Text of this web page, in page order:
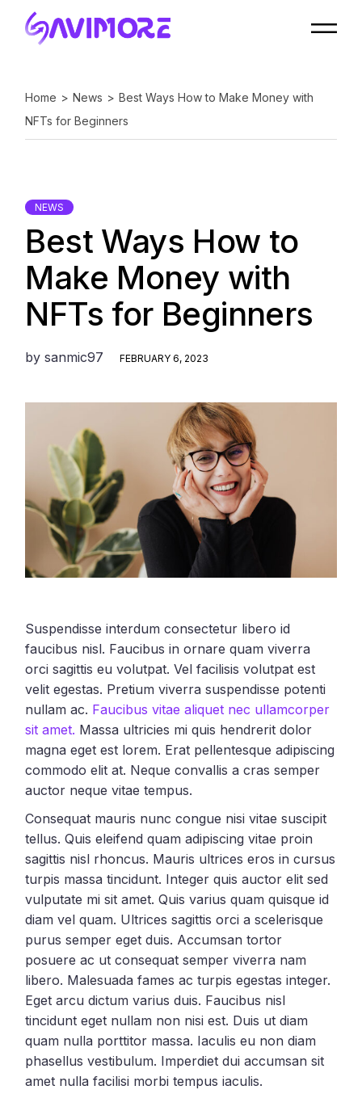
Home News
Best Ways How to Make Money with
NFTs for Beginners
NEWS
Best Ways How to
Make Money with
NFTs for Beginners
by sanmic97 FEBRUARY 6, 2023
Suspendisse interdum consectetur libero id
faucibus nisl. Faucibus in ornare quam viverra
orci sagittis eu volutpat. Vel facilisis volutpat est
velit egestas. Pretium viverra suspendisse potenti
nullam ac. Faucibus vitae aliquet nec ullamcorper
sit amet. Massa ultricies mi quis hendrerit dolor
magna eget est lorem. Erat pellentesque adipiscing
commodo elit at. Neque convallis a cras semper
auctor neque vitae tempus.
Consequat mauris nunc congue nisi vitae suscipit
tellus. Quis eleifend quam adipiscing vitae proin
sagittis nisl rhoncus. Mauris ultrices eros in cursus
turpis massa tincidunt. Integer quis auctor elit sed
vulputate mi sit amet. Quis varius quam quisque id
diam vel quam. Ultrices sagittis orci a scelerisque
purus semper eget duis. Accumsan tortor
posuere ac ut consequat semper viverra nam
libero. Malesuada fames ac turpis egestas integer.
Eget arcu dictum varius duis. Faucibus nisl
tincidunt eget nullam non nisi est. Duis ut diam
quam nulla porttitor massa. Iaculis eu non diam
phasellus vestibulum. Imperdiet dui accumsan sit
amet nulla facilisi morbi tempus iaculis.